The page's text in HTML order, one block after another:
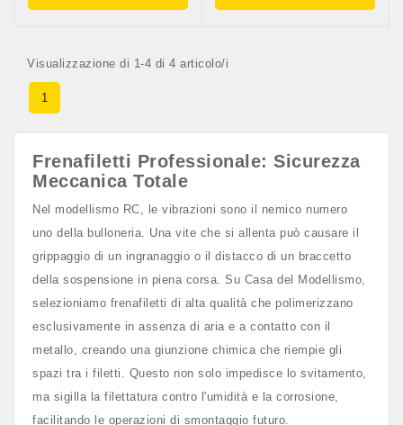
Visualizzazione di 1-4 di 4 articolo/i
1
Frenafiletti Professionale: Sicurezza
Meccanica Totale
Nel modellismo RC, le vibrazioni sono il nemico numero
uno della bulloneria. Una vite che si allenta può causare il
grippaggio di un ingranaggio o il distacco di un braccetto
della sospensione in piena corsa. Su Casa del Modellismo,
selezioniamo frenafiletti di alta qualità che polimerizzano
esclusivamente in assenza di aria e a contatto con il
metallo, creando una giunzione chimica che riempie gli
spazi tra i filetti. Questo non solo impedisce lo svitamento,
ma sigilla la filettatura contro l'umidità e la corrosione,
facilitando le operazioni di smontaggio futuro.